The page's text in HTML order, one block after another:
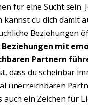
für eine Sucht sein.
kannst du dich damit
Beziehungen
Beziehungen mit
Partnern
dass du scheinbar
unerreichbaren
auch ein Zeichen für